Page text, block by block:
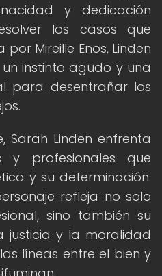
y dedicación
los casos que
Mireille Enos, Linden
instinto agudo y una
para desentrañar los
Sarah Linden enfrenta
y profesionales que
y su determinación.
refleja no solo
sino también su
justicia y la moralidad
líneas entre el bien y